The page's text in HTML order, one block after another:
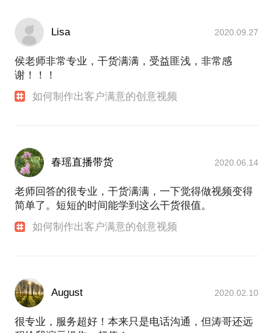
Lisa 2020.09.27
侯老师非常专业，干货满满，受益匪浅，非常感
谢！！！
如何制作出客户满意的创意视频
春瑶直播带货 2020.06.14
老师回答的很专业，干货满满，一下觉得做视频变得
简单了。短短的时间能学到这么干货很值。
如何制作出客户满意的创意视频
August 2020.02.10
很专业，服务超好！本来只是电话沟通，但涛哥还远